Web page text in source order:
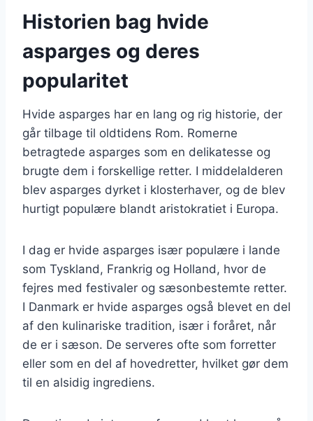
Historien bag hvide
asparges og deres
popularitet
Hvide asparges har en lang og rig historie, der
går tilbage til oldtidens Rom. Romerne
betragtede asparges som en delikatesse og
brugte dem i forskellige retter. I middelalderen
blev asparges dyrket i klosterhaver, og de blev
hurtigt populære blandt aristokratiet i Europa.
I dag er hvide asparges især populære i lande
som Tyskland, Frankrig og Holland, hvor de
fejres med festivaler og sæsonbestemte retter.
I Danmark er hvide asparges også blevet en del
af den kulinariske tradition, især i foråret, når
de er i sæson. De serveres ofte som forretter
eller som en del af hovedretter, hvilket gør dem
til en alsidig ingrediens.